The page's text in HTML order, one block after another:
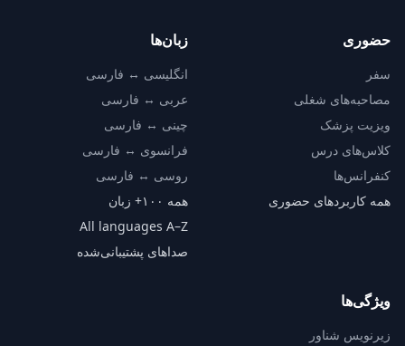
حضوری
سفر
مصاحبه‌های شغلی
ویزیت پزشک
کلاس‌های درس
کنفرانس‌ها
همه کاربردهای حضوری
زبان‌ها
انگلیسی ↔ فارسی
عربی ↔ فارسی
چینی ↔ فارسی
فرانسوی ↔ فارسی
روسی ↔ فارسی
همه ۱۰۰+ زبان
All languages A–Z
صداهای پشتیبانی‌شده
ویژگی‌ها
زیرنویس شناور